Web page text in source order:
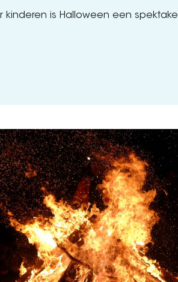
kinderen is Halloween een